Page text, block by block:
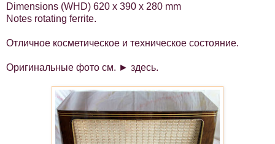
Dimensions (WHD) 620 x 390 x 280 mm
Notes rotating ferrite.
Отличное косметическое и техническое состояние.
Оригинальные фото см. ► здесь.